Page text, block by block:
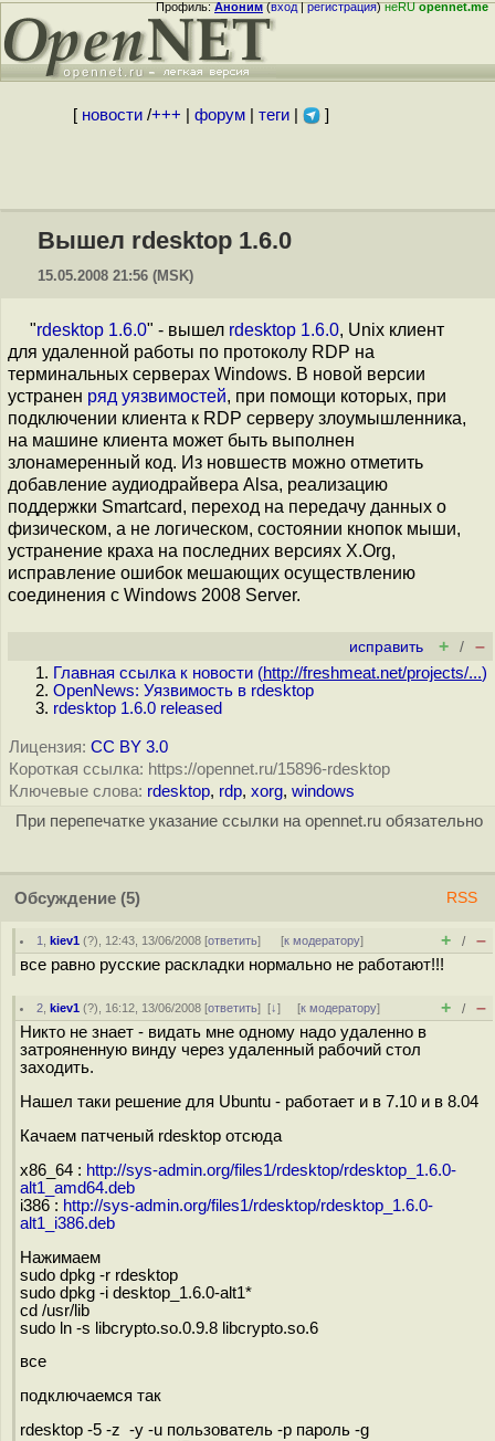
Профиль:Аноним(вход|регистрация)неRUopennet.me
[ новости/+++ форум| теги| ]
Вышел rdesktop 1.6.0
15.05.2008 21:56 (MSK)
"rdesktop 1.6.0" - вышел rdesktop 1.6.0, Unix клиент
для удаленной работы по протоколу RDP на
терминальных серверах Windows. В новой версии
устранен ряд уязвимостей, при помощи которых, при
подключении клиента к RDP серверу злоумышленника,
на машине клиента может быть выполнен
злонамеренный код. Из новшеств можно отметить
добавление аудиодрайвера Alsa, реализацию
поддержки Smartcard, переход на передачу данных о
физическом, а не логическом, состоянии кнопок мыши,
устранение краха на последних версиях X.Org,
исправление ошибок мешающих осуществлению
соединения с Windows 2008 Server.
исправить + / –
Главная ссылка к новости (http://freshmeat.net/projects/...)
OpenNews: Уязвимость в rdesktop
rdesktop 1.6.0 released
Лицензия: CC BY 3.0
Короткая ссылка: https://opennet.ru/15896-rdesktop
Ключевые слова: rdesktop, rdp, xorg, windows
При перепечатке указание ссылки на opennet.ru обязательно
Обсуждение (5) RSS
1 ,kiev1 (?), 12:43, 13/06/2008 [ответить] [к модератору] + / –
все равно русские раскладки нормально не работают!!!
2 ,kiev1 (?), 16:12, 13/06/2008 [ответить][↓] [к модератору] + / –
Никто не знает - видать мне одному надо удаленно в
затрояненную винду через удаленный рабочий стол
заходить.
Нашел таки решение для Ubuntu - работает и в 7.10 и в 8.04
Качаем патченый rdesktop отсюда
x86_64 : http://sys-admin.org/files1/rdesktop/rdesktop_1.6.0-
alt1_amd64.deb
i386 : http://sys-admin.org/files1/rdesktop/rdesktop_1.6.0-
alt1_i386.deb
Нажимаем
sudo dpkg -r rdesktop
sudo dpkg -i desktop_1.6.0-alt1*
cd /usr/lib
sudo ln -s libcrypto.so.0.9.8 libcrypto.so.6
все
подключаемся так
rdesktop -5 -z -y -u пользователь -p пароль -g